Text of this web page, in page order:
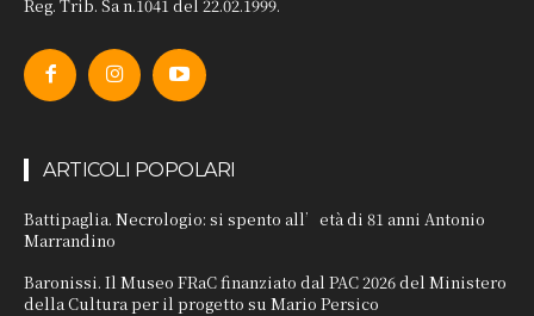
Reg. Trib. Sa n.1041 del 22.02.1999.
ARTICOLI POPOLARI
Battipaglia. Necrologio: si spento all’età di 81 anni Antonio
Marrandino
Baronissi. Il Museo FRaC finanziato dal PAC 2026 del Ministero
della Cultura per il progetto su Mario Persico